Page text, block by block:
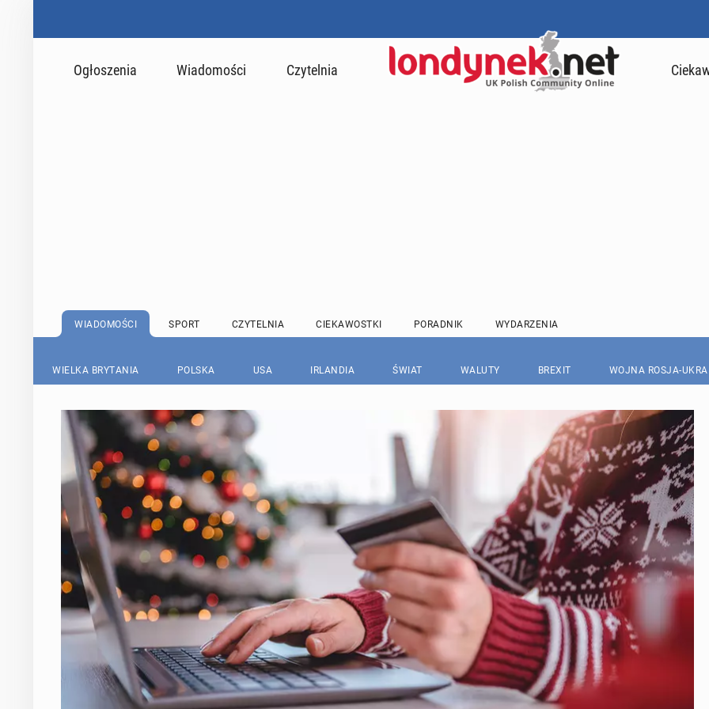
Ogłoszenia Wiadomości Czytelnia
WIADOMOŚCI SPORT CZYTELNIA CIEKAWOSTKI PORADNIK WYDARZENIA
WIELKA BRYTANIA POLSKA USA IRLANDIA ŚWIAT WALUTY BREXIT WOJNA ROSJA-